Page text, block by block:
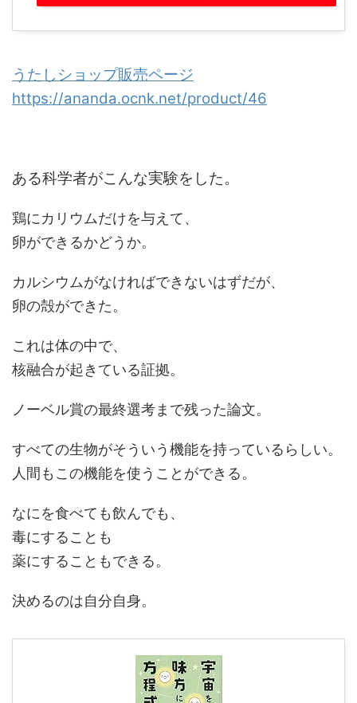
うたしショップ販売ページ
https://ananda.ocnk.net/product/46
ある科学者がこんな実験をした。
鶏にカリウムだけを与えて、
卵ができるかどうか。
カルシウムがなければできないはずだが、
卵の殻ができた。
これは体の中で、
核融合が起きている証拠。
ノーベル賞の最終選考まで残った論文。
すべての生物がそういう機能を持っているらしい。
人間もこの機能を使うことができる。
なにを食べても飲んでも、
毒にすることも
薬にすることもできる。
決めるのは自分自身。